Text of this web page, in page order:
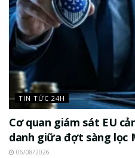
TIN TỨC 24H
Cơ quan giám sát EU
danh giữa đợt sàng lọc
06/08/2026